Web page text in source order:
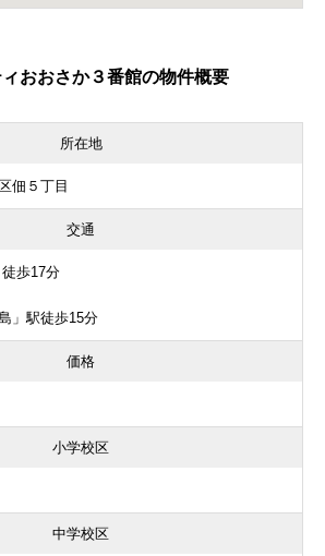
おおさか３番館の物件概要
所在地
佃５丁目
交通
歩17分
」駅徒歩15分
価格
小学校区
中学校区